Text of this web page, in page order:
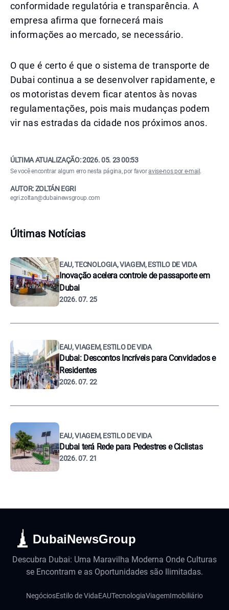
conformidade regulatória e transparência. A
empresa afirma que fornecerá mais
informações ao mercado, se necessário.
O que é certo é que o sistema de transporte de
Dubai continua a se desenvolver rapidamente, e
os motoristas devem ficar atentos às novas
regulamentações, pois mais mudanças podem
vir nas estradas da cidade nos próximos anos.
ÚLTIMA ATUALIZAÇÃO:2026. 05. 23 00:53
Se você encontrar algum erro nesta página, por favoravise-nos por e-mail .
AUTOR: ZOLTÁN EGRI
egri.zoltan@dubainewsgroup.com
Últimas Notícias
EAU, TECNOLOGIA, VIAGEM, ESTILO DE VIDA
Inovação acelera controle de passaporte em
Dubai
2026. 07. 25
EAU, VIAGEM, ESTILO DE VIDA
Dubai: Descontos Incríveis para Convidados e
Residentes
2026. 07. 22
EAU, VIAGEM, ESTILO DE VIDA
Dubai terá Rede para Pedestres e Ciclistas
2026. 07. 21
DubaiNewsGroup
Descubra Dubai: Uma Maravilha Moderna Onde Culturas
se Encontram e as Oportunidades são Ilimitadas.
NegóciosEstilo de VidaEAUTecnologiaViagemImobiliário